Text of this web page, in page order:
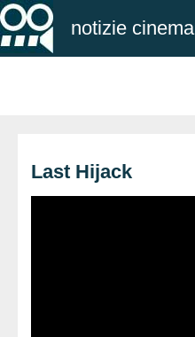
notizie cinema
Last Hijack